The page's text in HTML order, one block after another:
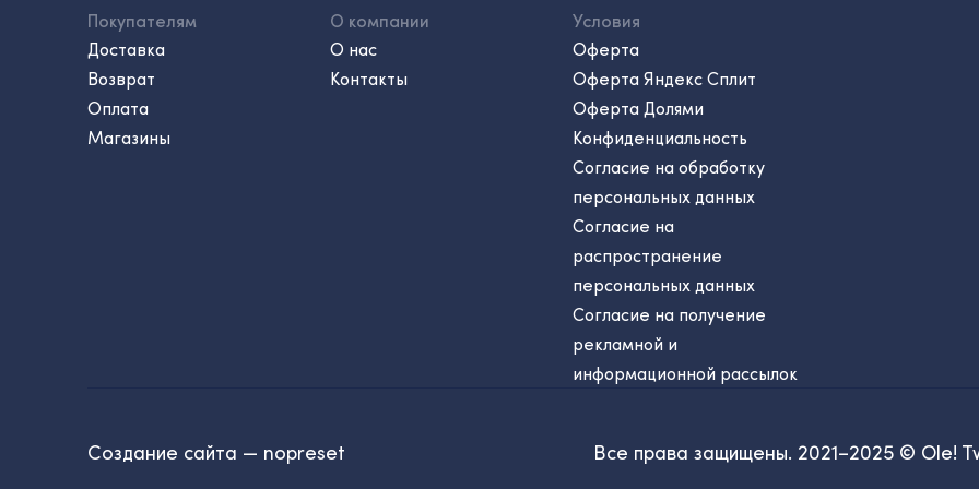
Покупателям
Доставка
Возврат
Оплата
Магазины
О компании
О нас
Контакты
Условия
Оферта
Оферта Яндекс Сплит
Оферта Долями
Конфиденциальность
Согласие на обработку
персональных данных
Согласие на
распространение
персональных данных
Согласие на получение
рекламной и
информационной рассылок
Создание сайта — nopreset Все права защищены. 2021–2025 © Ole!